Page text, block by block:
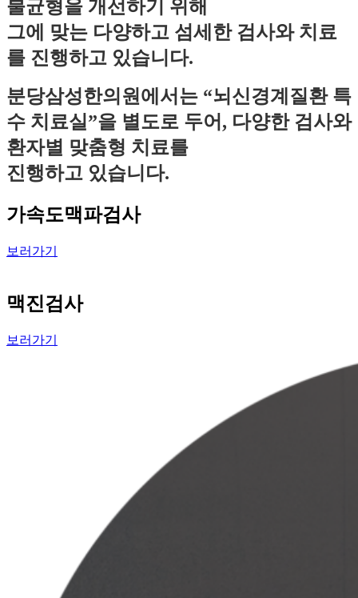
불균형을 개선하기 위해
그에 맞는 다양하고 섬세한 검사와 치료
를 진행하고 있습니다.
분당삼성한의원에서는 “뇌신경계질환 특
수 치료실”을 별도로 두어, 다양한 검사와
환자별 맞춤형 치료를
진행하고 있습니다.
가속도맥파검사
보러가기
맥진검사
보러가기